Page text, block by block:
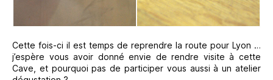
Cette fois-ci il est temps de reprendre la route pour Lyon …
j’espère vous avoir donné envie de rendre visite à cette
Cave, et pourquoi pas de participer vous aussi à un atelier